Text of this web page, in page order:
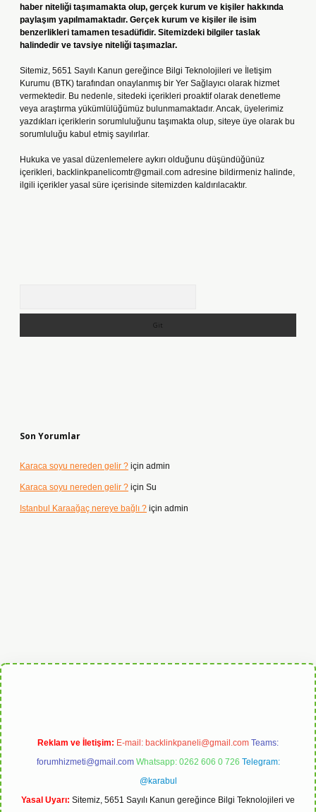
haber niteliği taşımamakta olup, gerçek kurum ve kişiler hakkında
paylaşım yapılmamaktadır. Gerçek kurum ve kişiler ile isim
benzerlikleri tamamen tesadüfidir. Sitemizdeki bilgiler taslak
halindedir ve tavsiye niteliği taşımazlar.
Sitemiz, 5651 Sayılı Kanun gereğince Bilgi Teknolojileri ve İletişim
Kurumu (BTK) tarafından onaylanmış bir Yer Sağlayıcı olarak hizmet
vermektedir. Bu nedenle, sitedeki içerikleri proaktif olarak denetleme
veya araştırma yükümlülüğümüz bulunmamaktadır. Ancak, üyelerimiz
yazdıkları içeriklerin sorumluluğunu taşımakta olup, siteye üye olarak bu
sorumluluğu kabul etmiş sayılırlar.
Hukuka ve yasal düzenlemelere aykırı olduğunu düşündüğünüz
içerikleri, backlinkpanelicomtr@gmail.com adresine bildirmeniz halinde,
ilgili içerikler yasal süre içerisinde sitemizden kaldırılacaktır.
Son Yorumlar
Karaca soyu nereden gelir ? için admin
Karaca soyu nereden gelir ? için Su
Istanbul Karaağaç nereye bağlı ? için admin
Reklam ve İletişim: E-mail: backlinkpaneli@gmail.com Teams:
forumhizmeti@gmail.com Whatsapp: 0262 606 0 726 Telegram:
@karabul
Yasal Uyarı: Sitemiz, 5651 Sayılı Kanun gereğince Bilgi Teknolojileri ve